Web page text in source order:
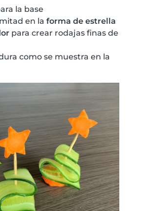
la base
en la forma de estrella
para crear rodajas finas de
como se muestra en la